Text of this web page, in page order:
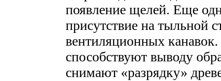
появление щелей. Еще
присутствие на тыльной
вентиляционных
способствуют выводу
снимают «разрядку»